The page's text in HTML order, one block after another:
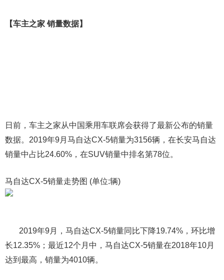
【车主之家 销量数据】
日前，车主之家从中国乘用车联席会获得了最新公布的销量
数据。2019年9月马自达CX-5销量为3156辆，在长安马自达
销量中占比24.60%，在SUV销量中排名第78位。
马自达CX-5销量走势图 (单位:辆)
2019年9月，马自达CX-5销量同比下降19.74%，环比增
长12.35%；最近12个月中，马自达CX-5销量在2018年10月
达到最高，销量为4010辆。